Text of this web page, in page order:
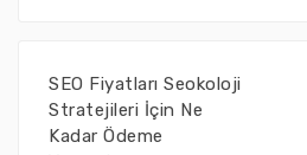
SEO Fiyatları Seokoloji
Stratejileri İçin Ne
Kadar Ödeme